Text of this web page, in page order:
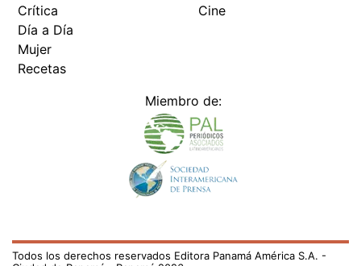
Crítica
Día a Día
Mujer
Recetas
Cine
Miembro de:
Todos los derechos reservados Editora Panamá América S.A. -